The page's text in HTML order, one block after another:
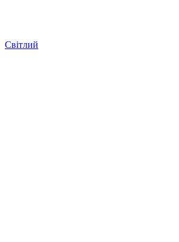
Світлий